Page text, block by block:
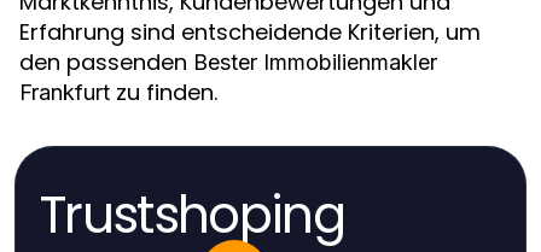
Erfahrung sind entscheidende Kriterien, um
den passenden Bester Immobilienmakler
Frankfurt zu finden.
Trustshoping